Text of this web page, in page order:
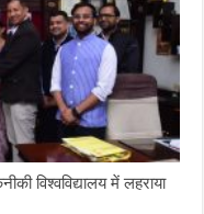
विश्वविद्यालय में लहराया